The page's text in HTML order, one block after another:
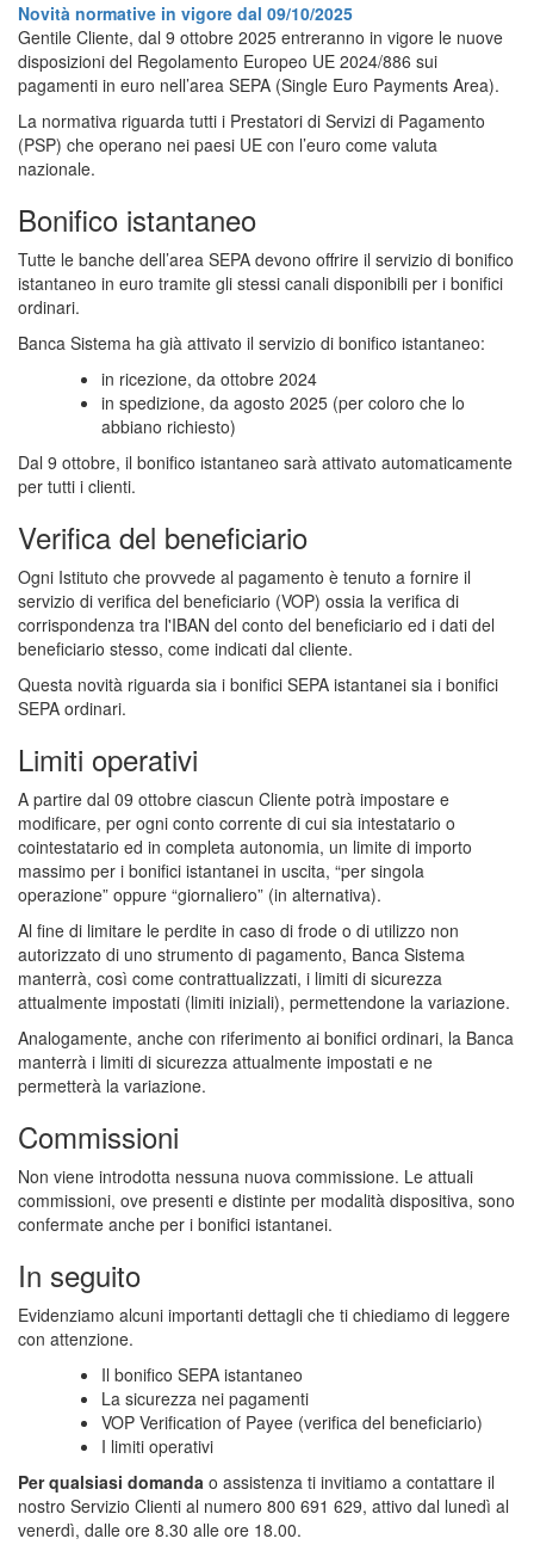
Novità normative in vigore dal 09/10/2025
Gentile Cliente, dal 9 ottobre 2025 entreranno in vigore le nuove
disposizioni del Regolamento Europeo UE 2024/886 sui
pagamenti in euro nell’area SEPA (Single Euro Payments Area).
La normativa riguarda tutti i Prestatori di Servizi di Pagamento
(PSP) che operano nei paesi UE con l’euro come valuta
nazionale.
Bonifico istantaneo
Tutte le banche dell’area SEPA devono offrire il servizio di bonifico
istantaneo in euro tramite gli stessi canali disponibili per i bonifici
ordinari.
Banca Sistema ha già attivato il servizio di bonifico istantaneo:
in ricezione, da ottobre 2024
in spedizione, da agosto 2025 (per coloro che lo
abbiano richiesto)
Dal 9 ottobre, il bonifico istantaneo sarà attivato automaticamente
per tutti i clienti.
Verifica del beneficiario
Ogni Istituto che provvede al pagamento è tenuto a fornire il
servizio di verifica del beneficiario (VOP) ossia la verifica di
corrispondenza tra l'IBAN del conto del beneficiario ed i dati del
beneficiario stesso, come indicati dal cliente.
Questa novità riguarda sia i bonifici SEPA istantanei sia i bonifici
SEPA ordinari.
Limiti operativi
A partire dal 09 ottobre ciascun Cliente potrà impostare e
modificare, per ogni conto corrente di cui sia intestatario o
cointestatario ed in completa autonomia, un limite di importo
massimo per i bonifici istantanei in uscita, “per singola
operazione” oppure “giornaliero” (in alternativa).
Al fine di limitare le perdite in caso di frode o di utilizzo non
autorizzato di uno strumento di pagamento, Banca Sistema
manterrà, così come contrattualizzati, i limiti di sicurezza
attualmente impostati (limiti iniziali), permettendone la variazione.
Analogamente, anche con riferimento ai bonifici ordinari, la Banca
manterrà i limiti di sicurezza attualmente impostati e ne
permetterà la variazione.
Commissioni
Non viene introdotta nessuna nuova commissione. Le attuali
commissioni, ove presenti e distinte per modalità dispositiva, sono
confermate anche per i bonifici istantanei.
In seguito
Evidenziamo alcuni importanti dettagli che ti chiediamo di leggere
con attenzione.
Il bonifico SEPA istantaneo
La sicurezza nei pagamenti
VOP Verification of Payee (verifica del beneficiario)
I limiti operativi
Per qualsiasi domanda o assistenza ti invitiamo a contattare il
nostro Servizio Clienti al numero 800 691 629, attivo dal lunedì al
venerdì, dalle ore 8.30 alle ore 18.00.